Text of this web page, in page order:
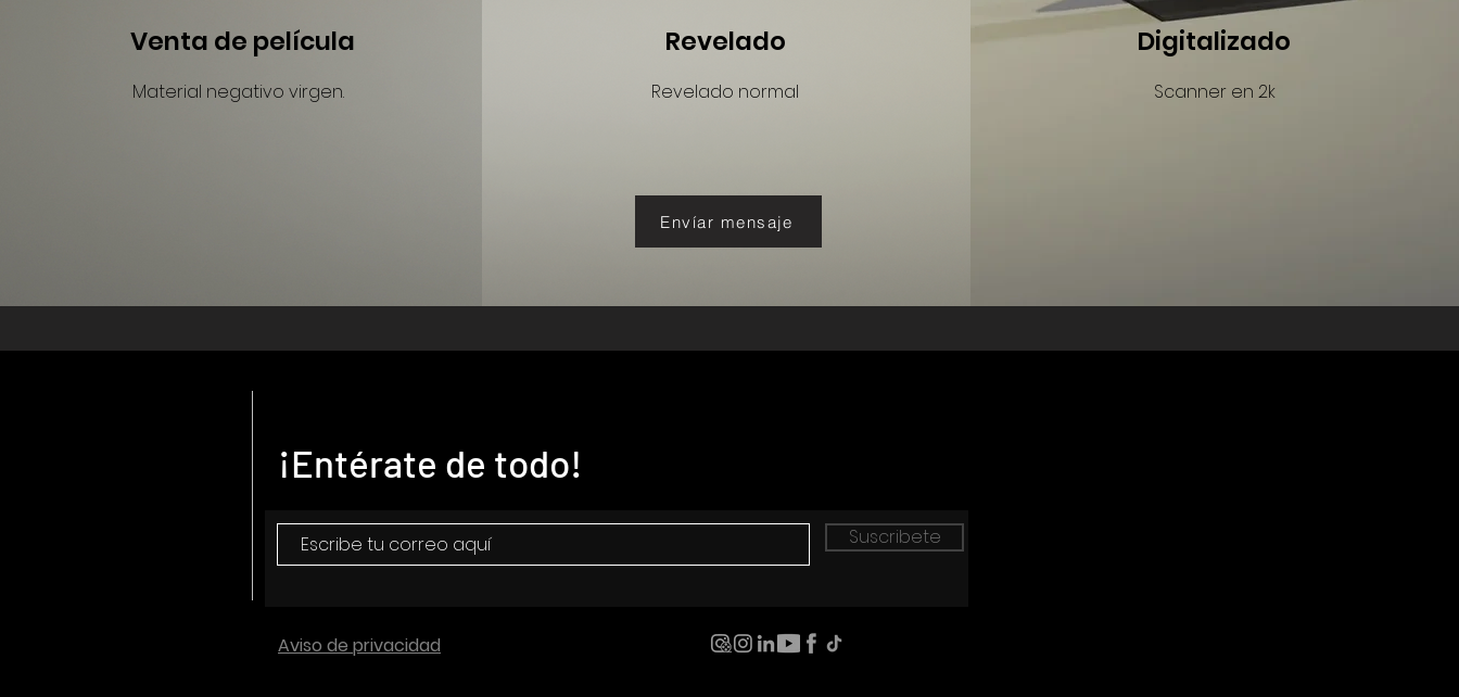
Venta de película
Material negativo virgen.
Revelado
Revelado normal
Envíar mensaje
Digitalizado
Scanner en 2k
¡Entérate de todo!
Suscribete
Aviso de privacidad